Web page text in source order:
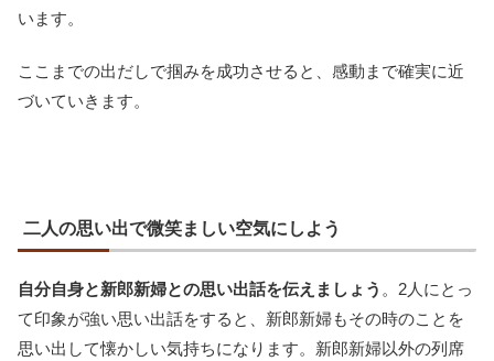
います。
ここまでの出だしで掴みを成功させると、感動まで確実に近
づいていきます。
二人の思い出で微笑ましい空気にしよう
自分自身と新郎新婦との思い出話を伝えましょう 。2人にとっ
て印象が強い思い出話をすると、新郎新婦もその時のことを
思い出して懐かしい気持ちになります。新郎新婦以外の列席